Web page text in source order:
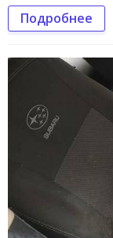
Подробнее